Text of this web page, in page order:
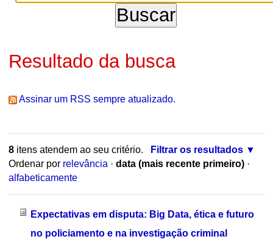
Resultado da busca
Assinar um RSS sempre atualizado.
8itens atendem ao seu critério.
Filtrar os resultados
Ordenar por relevância · data (mais recente primeiro) ·
alfabeticamente
Expectativas em disputa: Big Data, ética e futuro
no policiamento e na investigação criminal